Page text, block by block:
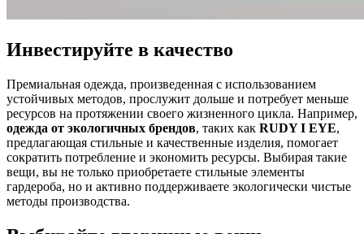
Инвестируйте в качество
Премиальная одежда, произведенная с использованием
устойчивых методов, прослужит дольше и потребует меньше
ресурсов на протяжении своего жизненного цикла. Например,
одежда от экологичных брендов, таких как RUDY I EYE,
предлагающая стильные и качественные изделия, помогает
сократить потребление и экономить ресурсы. Выбирая такие
вещи, вы не только приобретаете стильные элементы
гардероба, но и активно поддерживаете экологически чистые
методы производства.